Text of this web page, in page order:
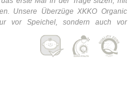
Unsere Überzüge XKKO Organic
vor Speichel, sondern auch vor